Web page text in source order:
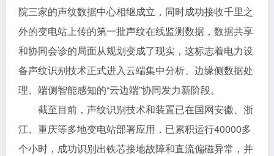
院三家的声纹数据中心相继成立，同时成功接收千里之
外的变电站上传的第一批声纹在线监测数据，数据共享
和协同会诊的局面从规划变成了现实，这标志着电力设
备声纹识别技术正式进入云端集中分析、边缘侧数据处
理、端侧智能感知的“云边端”协同发力新阶段。
截至目前，声纹识别技术和装置已在国网安徽、浙
江、重庆等多地变电站部署应用，已累积运行40000多
个小时，成功识别出铁芯接地故障和直流偏磁异常，并